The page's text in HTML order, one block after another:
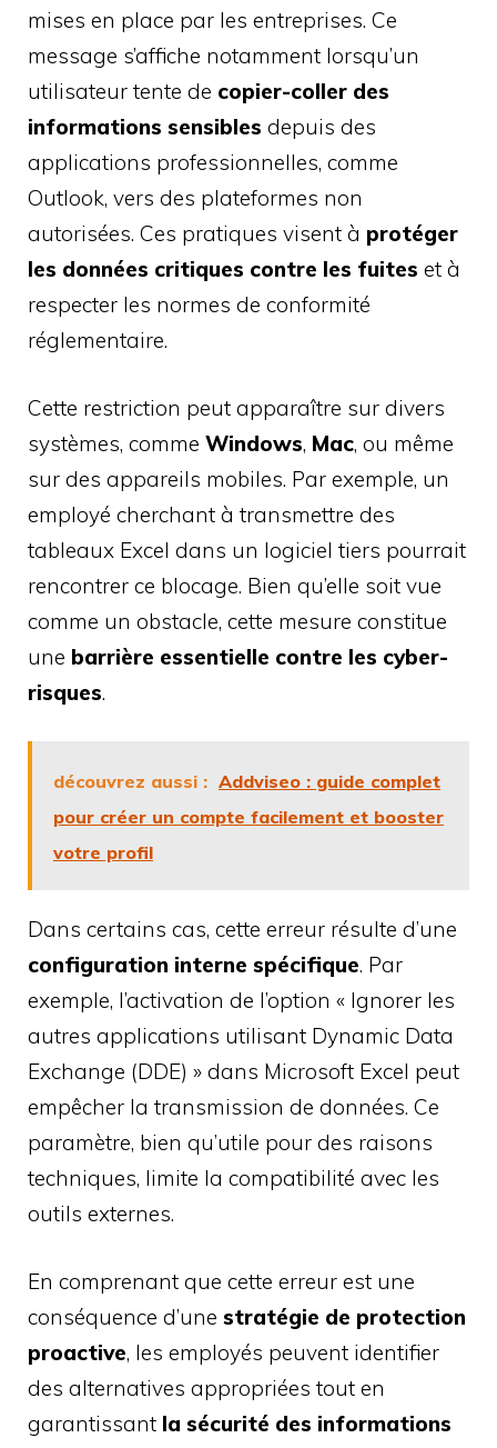
mises en place par les entreprises. Ce
message s’affiche notamment lorsqu’un
utilisateur tente de copier-coller des
informations sensibles depuis des
applications professionnelles, comme
Outlook, vers des plateformes non
autorisées. Ces pratiques visent à protéger
les données critiques contre les fuites et à
respecter les normes de conformité
réglementaire.
Cette restriction peut apparaître sur divers
systèmes, comme Windows, Mac, ou même
sur des appareils mobiles. Par exemple, un
employé cherchant à transmettre des
tableaux Excel dans un logiciel tiers pourrait
rencontrer ce blocage. Bien qu’elle soit vue
comme un obstacle, cette mesure constitue
une barrière essentielle contre les cyber-
risques.
découvrez aussi : Addviseo : guide complet
pour créer un compte facilement et booster
votre profil
Dans certains cas, cette erreur résulte d’une
configuration interne spécifique. Par
exemple, l’activation de l’option « Ignorer les
autres applications utilisant Dynamic Data
Exchange (DDE) » dans Microsoft Excel peut
empêcher la transmission de données. Ce
paramètre, bien qu’utile pour des raisons
techniques, limite la compatibilité avec les
outils externes.
En comprenant que cette erreur est une
conséquence d’une stratégie de protection
proactive, les employés peuvent identifier
des alternatives appropriées tout en
garantissant la sécurité des informations